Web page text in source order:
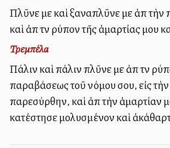
Πλῦνε με καὶ ξαναπλῦνε με ἀπὸ
καὶ ἀπὸ τὸν ρύπον τῆς ἁμαρτίας μου
Τρεμπέλα
Πάλιν καὶ πάλιν πλῦνε με ἀπὸ τὸν
παραβάσεως τοῦ νόμου σου, εἰς
παρεσύρθην, καὶ ἀπὸ τὴν ἁμαρτίαν
κατέστησε μολυσμένον καὶ